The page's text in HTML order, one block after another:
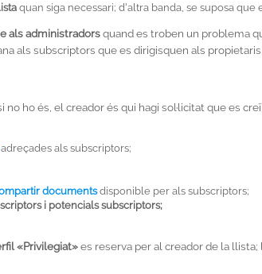
quan siga necessari; d'altra banda, se suposa
als administradorsquand es troben un problema
als subscriptors que es dirigisquen als propietaris
no ho és, el creador és qui hagi sol·licitat que es
adreçades als subscriptors;
documentsdisponible per als subscriptors;
i potencials subscriptors;
«Privilegiat»es reserva per al creador de la